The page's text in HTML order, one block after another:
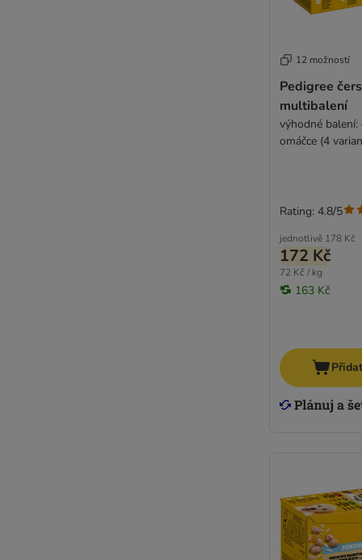
12 možností
Pedigree
multibalení
výhodné
omáčce (4
jednotlivě 178 Kč
172 Kč
72 Kč / kg
163 Kč
Rating: 4.8/5